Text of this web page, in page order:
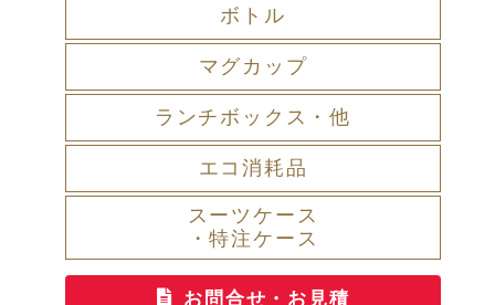
ボトル
マグカップ
ランチボックス・他
エコ消耗品
スーツケース
・特注ケース
お問合せ・お見積